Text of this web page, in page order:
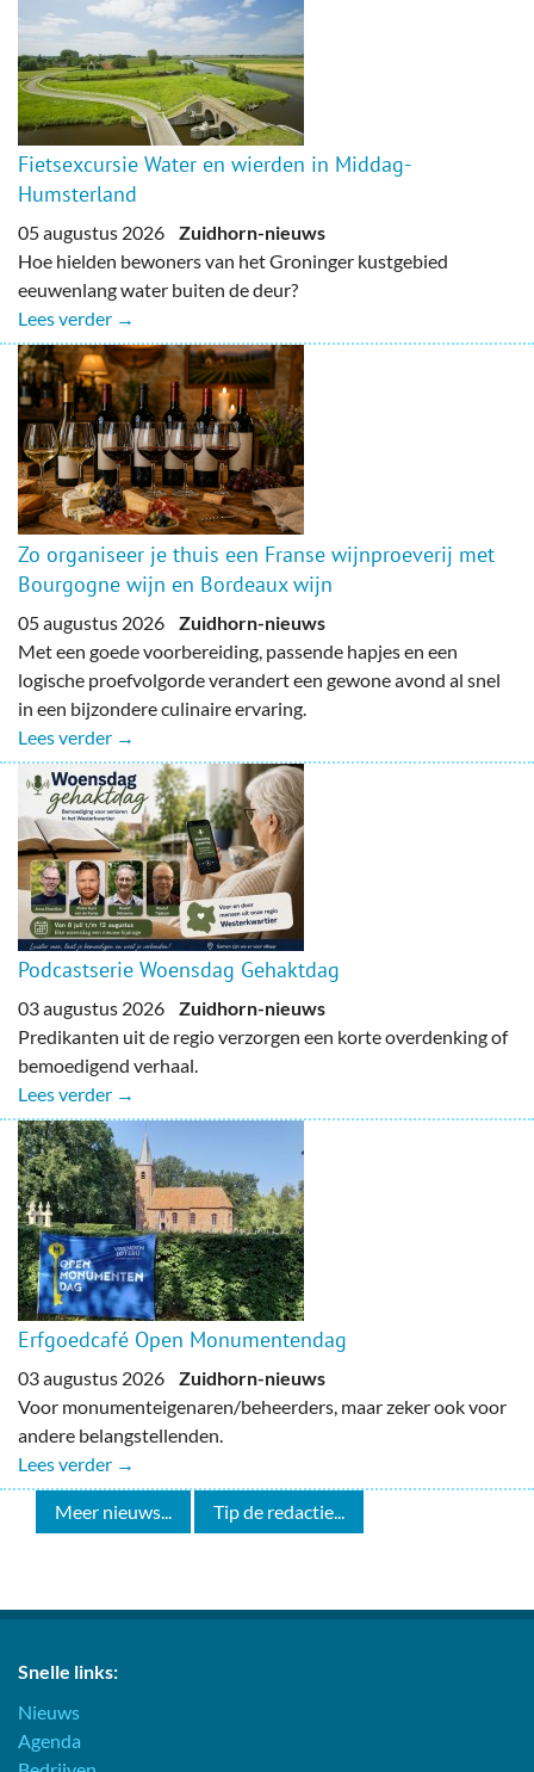
Fietsexcursie Water en wierden in Middag-
Humsterland
05 augustus 2026 Zuidhorn-nieuws
Hoe hielden bewoners van het Groninger kustgebied
eeuwenlang water buiten de deur?
Lees verder →
Zo organiseer je thuis een Franse wijnproeverij met
Bourgogne wijn en Bordeaux wijn
05 augustus 2026 Zuidhorn-nieuws
Met een goede voorbereiding, passende hapjes en een
logische proefvolgorde verandert een gewone avond al snel
in een bijzondere culinaire ervaring.
Lees verder →
Podcastserie Woensdag Gehaktdag
03 augustus 2026 Zuidhorn-nieuws
Predikanten uit de regio verzorgen een korte overdenking of
bemoedigend verhaal.
Lees verder →
Erfgoedcafé Open Monumentendag
03 augustus 2026 Zuidhorn-nieuws
Voor monumenteigenaren/beheerders, maar zeker ook voor
andere belangstellenden.
Lees verder →
Meer nieuws... Tip de redactie...
Snelle links:
Nieuws
Agenda